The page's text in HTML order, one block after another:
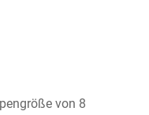
von 8